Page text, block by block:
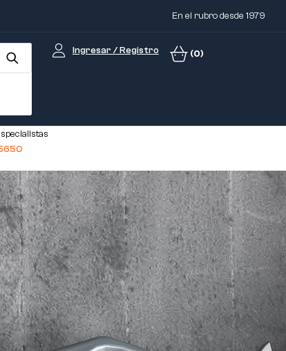
En el rubro desde 1979
Ingresar / Registro (0)